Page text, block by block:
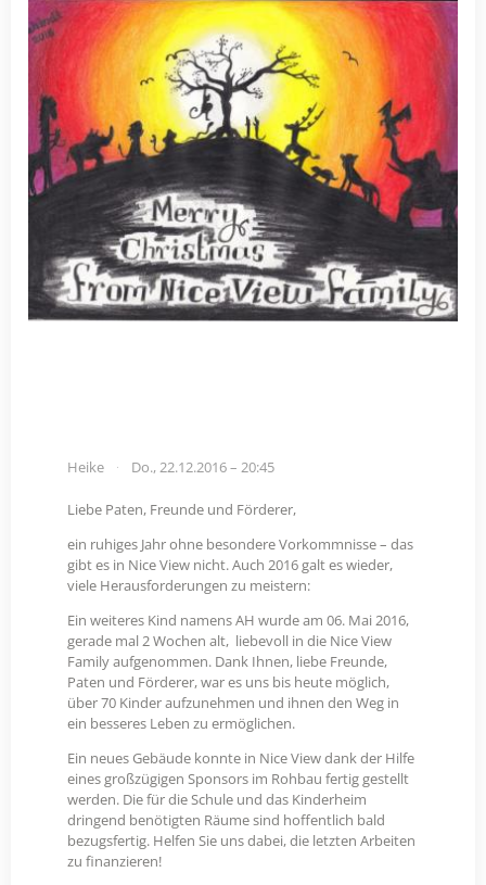
Heike Do., 22.12.2016 – 20:45
Liebe Paten, Freunde und Förderer,
ein ruhiges Jahr ohne besondere Vorkommnisse – das
gibt es in Nice View nicht. Auch 2016 galt es wieder,
viele Herausforderungen zu meistern:
Ein weiteres Kind namens AH wurde am 06. Mai 2016,
gerade mal 2 Wochen alt, liebevoll in die Nice View
Family aufgenommen. Dank Ihnen, liebe Freunde,
Paten und Förderer, war es uns bis heute möglich,
über 70 Kinder aufzunehmen und ihnen den Weg in
ein besseres Leben zu ermöglichen.
Ein neues Gebäude konnte in Nice View dank der Hilfe
eines großzügigen Sponsors im Rohbau fertig gestellt
werden. Die für die Schule und das Kinderheim
dringend benötigten Räume sind hoffentlich bald
bezugsfertig. Helfen Sie uns dabei, die letzten Arbeiten
zu finanzieren!